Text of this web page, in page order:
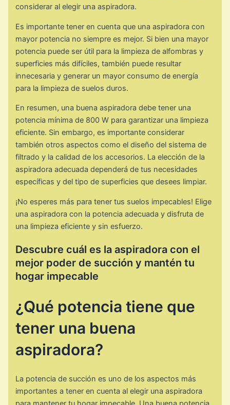
considerar al elegir una aspiradora.
Es importante tener en cuenta que una aspiradora con
mayor potencia no siempre es mejor. Si bien una mayor
potencia puede ser útil para la limpieza de alfombras y
superficies más difíciles, también puede resultar
innecesaria y generar un mayor consumo de energía
para la limpieza de suelos duros.
En resumen, una buena aspiradora debe tener una
potencia mínima de 800 W para garantizar una limpieza
eficiente. Sin embargo, es importante considerar
también otros aspectos como el diseño del sistema de
filtrado y la calidad de los accesorios. La elección de la
aspiradora adecuada dependerá de tus necesidades
específicas y del tipo de superficies que desees limpiar.
¡No esperes más para tener tus suelos impecables! Elige
una aspiradora con la potencia adecuada y disfruta de
una limpieza eficiente y sin esfuerzo.
Descubre cuál es la aspiradora con el
mejor poder de succión y mantén tu
hogar impecable
¿Qué potencia tiene que
tener una buena
aspiradora?
La potencia de succión es uno de los aspectos más
importantes a tener en cuenta al elegir una aspiradora